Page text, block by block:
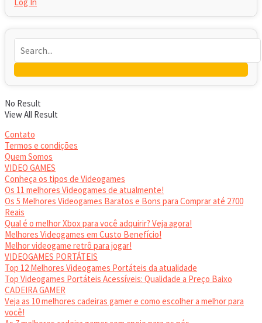
No Result
View All Result
Contato
Termos e condições
Quem Somos
VIDEO GAMES
Conheça os tipos de Videogames
Os 11 melhores Videogames de atualmente!
Os 5 Melhores Videogames Baratos e Bons para Comprar até 2700
Reais
Qual é o melhor Xbox para você adquirir? Veja agora!
Melhores Videogames em Custo Benefício!
Melhor videogame retrô para jogar!
VIDEOGAMES PORTÁTEIS
Top 12 Melhores Videogames Portáteis da atualidade
Top Videogames Portáteis Acessíveis: Qualidade a Preço Baixo
CADEIRA GAMER
Veja as 10 melhores cadeiras gamer e como escolher a melhor para
você!